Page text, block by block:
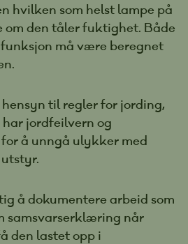
hvilken som helst lampe på
om den tåler fuktighet. Både
må være beregnet
til regler for jording,
jordfeilvern og
å unngå ulykker med
å dokumentere arbeid som
samsvarserklæring når
den lastet opp i